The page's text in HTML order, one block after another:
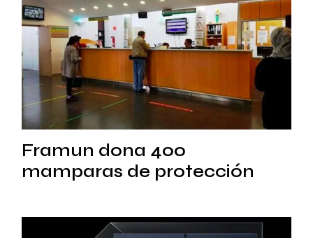
Framun dona 400
mamparas de protección